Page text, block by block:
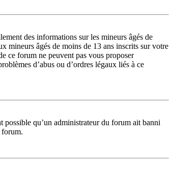
des informations sur les mineurs âgés de
mineurs âgés de moins de 13 ans inscrits sur votre
ce forum ne peuvent pas vous proposer
d’abus ou d’ordres légaux liés à ce
possible qu’un administrateur du forum ait banni
forum.